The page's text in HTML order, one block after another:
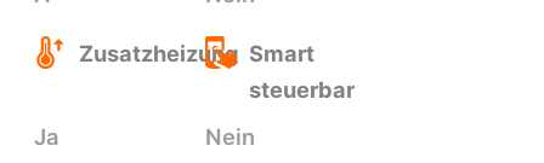
Zusatzheizung
Ja
Smart
steuerbar
Nein